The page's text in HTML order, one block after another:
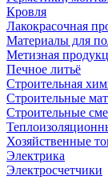
Кровля
Лакокрасочная
Материалы для
Метизная
Печное литьё
Строительная
Строительные
Строительные
Хозяйственные
Электрика
Электросчетчики